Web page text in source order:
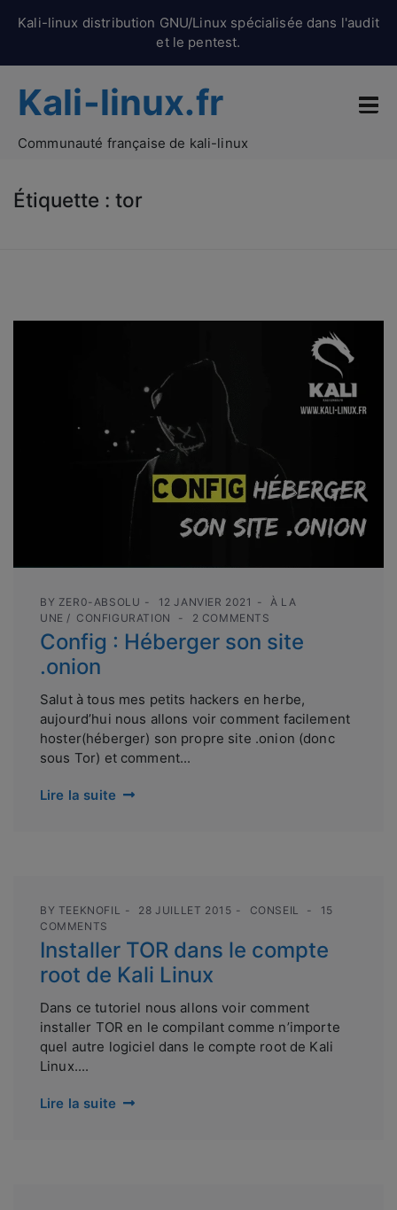
Kali-linux distribution GNU/Linux spécialisée dans l'audit
et le pentest.
Kali-linux.fr
Communauté française de kali-linux
Étiquette : tor
BY ZER0-ABSOLU 12 JANVIER 2021
À LA
UNE
CONFIGURATION 2 COMMENTS
Config : Héberger son site
.onion
Salut à tous mes petits hackers en herbe,
aujourd’hui nous allons voir comment facilement
hoster(héberger) son propre site .onion (donc
sous Tor) et comment...
Lire la suite
BY TEEKNOFIL 28 JUILLET 2015 CONSEIL
15
COMMENTS
Installer TOR dans le compte
root de Kali Linux
Dans ce tutoriel nous allons voir comment
installer TOR en le compilant comme n’importe
quel autre logiciel dans le compte root de Kali
Linux....
Lire la suite